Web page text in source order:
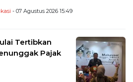
- 07 Agustus 2026 15:49
Tertibkan
Pajak